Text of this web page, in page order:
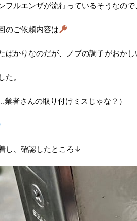
フルエンザが流行っているそうなの
のご依頼内容は
ばかりなのだが、ノブの調子がおかし
た。
業者さんの取り付けミスじゃな？）
し、確認したところ↓